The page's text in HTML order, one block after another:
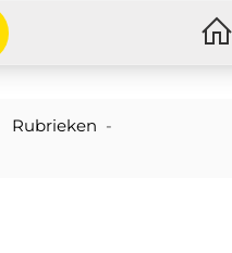
Rubrieken -